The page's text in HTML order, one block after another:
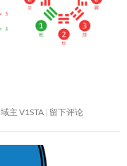
域主 V1STA 留下评论